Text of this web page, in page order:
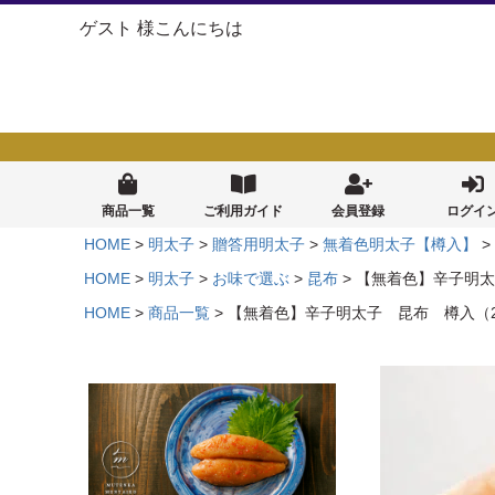
ゲスト 様こんにちは
商品一覧 ご利用ガイド 会員登録 ログイ
HOME 明太子 贈答用明太子
無着色明太子【樽入】
HOME
明太子 お味で選ぶ 昆布
【無着色】辛子
HOME
商品一覧 【無着色】辛子明太子 昆布 樽入（